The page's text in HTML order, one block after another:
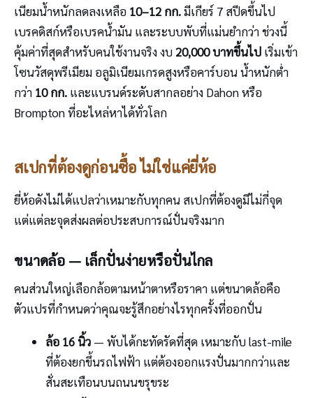
เนียมน้ำหนักลดลงเหลือ 10–12 กก.มีเกียร์ 7 สปีดขึ้นไป
เบรคดิสก์หรือเบรคน้ำมัน และระบบพับที่แม่นยำกว่า ช่วงนี้
คุ้มค่าที่สุดสำหรับคนใช้งานจริง งบ20,000 บาทขึ้นไป เริ่มเข้า
โซนวัสดุพรีเมียม อลูมิเนียมเกรดสูงหรือคาร์บอน น้ำหนักต่ำ
กว่า 10 กก. และแบรนด์ระดับสากลอย่าง Dahon หรือ
Brompton ที่อะไหล่หาได้ทั่วโลก
สเปกที่ต้องดูก่อนซื้อ ไม่ใช่แค่ยี่ห้อ
ยี่ห้อดังไม่ได้แปลว่าเหมาะกับทุกคน สเปกที่ต้องดูมีไม่กี่จุด
แต่แต่ละจุดส่งผลต่อประสบการณ์ปั่นจริงมาก
ขนาดล้อ — เล็กปั่นง่ายหรือปั่นไกล
คนส่วนใหญ่เลือกล้อตามหน้าตาหรือราคา แต่ขนาดล้อคือ
ตัวแปรที่กำหนดว่าคุณจะรู้สึกอย่างไรทุกครั้งที่ออกปั่น
ล้อ 16 นิ้ว— พับได้กะทัดรัดที่สุด เหมาะกับ last-mile
ที่ต้องยกขึ้นรถไฟฟ้า แต่ต้องออกแรงปั่นมากกว่าและ
สั่นสะเทือนบนถนนขรุขระ